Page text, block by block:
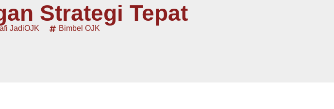
Strategi Tepat
JadiOJK Bimbel OJK